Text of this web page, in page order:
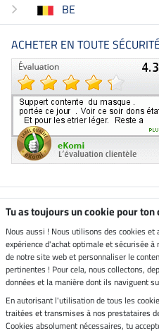
BE
ACHETER EN TOUTE SÉCURITÉ
Boutique climatiquement
neutre
Livraison par
Paiement sécurisé
Tu as toujours un cookie pour
Nous aussi ! Nous utilisons des cookies
expérience d'achat optimale et sécurisée
de notre site web et personnaliser le
pertinentes ! Pour cela, nous collectons,
données et la manière dont ils naviguent
En autorisant l'utilisation de tous les
traitées et transmises à nos prestataires
Cookies absolument nécessaires, tu